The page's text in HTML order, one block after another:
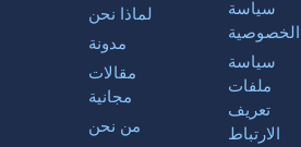
سياسة
الخصوصية
سياسة
ملفات
تعريف
الارتباط
لماذا نحن
مدونة
مقالات
مجانية
من نحن